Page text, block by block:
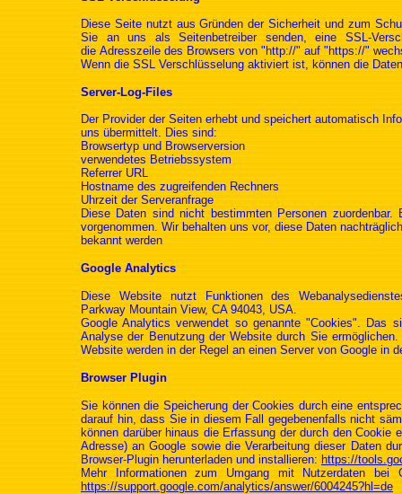
Diese Seite nutzt aus Gründen der Sicherheit und zum
Sie an uns als Seitenbetreiber senden, eine SSL-
die Adresszeile des Browsers von "http://" auf "https://"
Wenn die SSL Verschlüsselung aktiviert ist, können die
Server-Log-Files
Der Provider der Seiten erhebt und speichert automatisch
uns übermittelt. Dies sind:
Browsertyp und Browserversion
verwendetes Betriebssystem
Referrer URL
Hostname des zugreifenden Rechners
Uhrzeit der Serveranfrage
Diese Daten sind nicht bestimmten Personen
vorgenommen. Wir behalten uns vor, diese Daten
bekannt werden
Google Analytics
Diese Website nutzt Funktionen des
Parkway Mountain View, CA 94043, USA.
Google Analytics verwendet so genannte "Cookies". Das
Analyse der Benutzung der Website durch Sie
Website werden in der Regel an einen Server von Google in
Browser Plugin
Sie können die Speicherung der Cookies durch eine
darauf hin, dass Sie in diesem Fall gegebenenfalls nicht
können darüber hinaus die Erfassung der durch den
Adresse) an Google sowie die Verarbeitung dieser Daten
Browser-Plugin herunterladen und installieren: https://
Mehr Informationen zum Umgang mit Nutzerdaten
https://support.google.com/analytics/answer/6004245?hl=de